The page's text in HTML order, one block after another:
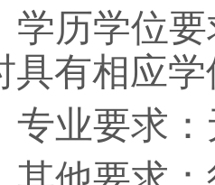
学历学位
具有相应
专业要求